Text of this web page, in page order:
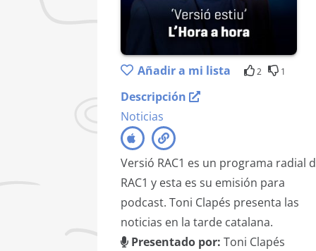
Añadir a mi lista 2 1
Descripción
Noticias
Versió RAC1 es un programa radial
RAC1 y esta es su emisión para
podcast. Toni Clapés presenta las
noticias en la tarde catalana.
Presentado por: Toni Clapés